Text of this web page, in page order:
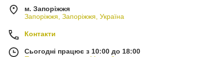
м. Запоріжжя
Запоріжжя, Запоріжжя, Україна
Контакти
Сьогодні працює з 10:00 до 18:00